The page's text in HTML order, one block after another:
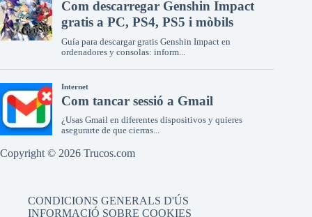
Copyright © 2026 Trucos.com
CONDICIONS GENERALS D'ÚS
INFORMACIÓ SOBRE COOKIES